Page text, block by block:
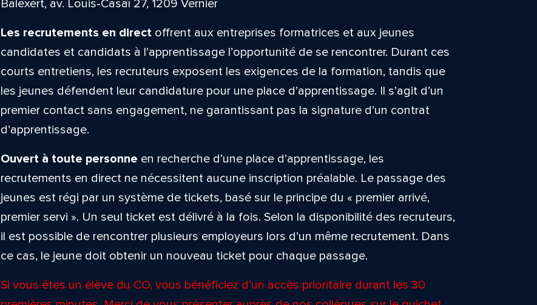
Balexert, av. Louis-Casaï 27, 1209 Vernier
Les recrutements en directoffrent aux entreprises formatrices et aux jeunes
candidates et candidats à l’apprentissage l’opportunité de se rencontrer. Durant ces
courts entretiens, les recruteurs exposent les exigences de la formation, tandis que
les jeunes défendent leur candidature pour une place d’apprentissage. Il s’agit d’un
premier contact sans engagement, ne garantissant pas la signature d’un contrat
d’apprentissage.
Ouvert à toute personne en recherche d’une place d’apprentissage, les
recrutements en direct ne nécessitent aucune inscription préalable. Le passage des
jeunes est régi par un système de tickets, basé sur le principe du « premier arrivé,
premier servi ». Un seul ticket est délivré à la fois. Selon la disponibilité des recruteurs,
il est possible de rencontrer plusieurs employeurs lors d’un même recrutement. Dans
ce cas, le jeune doit obtenir un nouveau ticket pour chaque passage.
Si vous êtes un élève du CO, vous bénéficiez d’un accès prioritaire durant les 30